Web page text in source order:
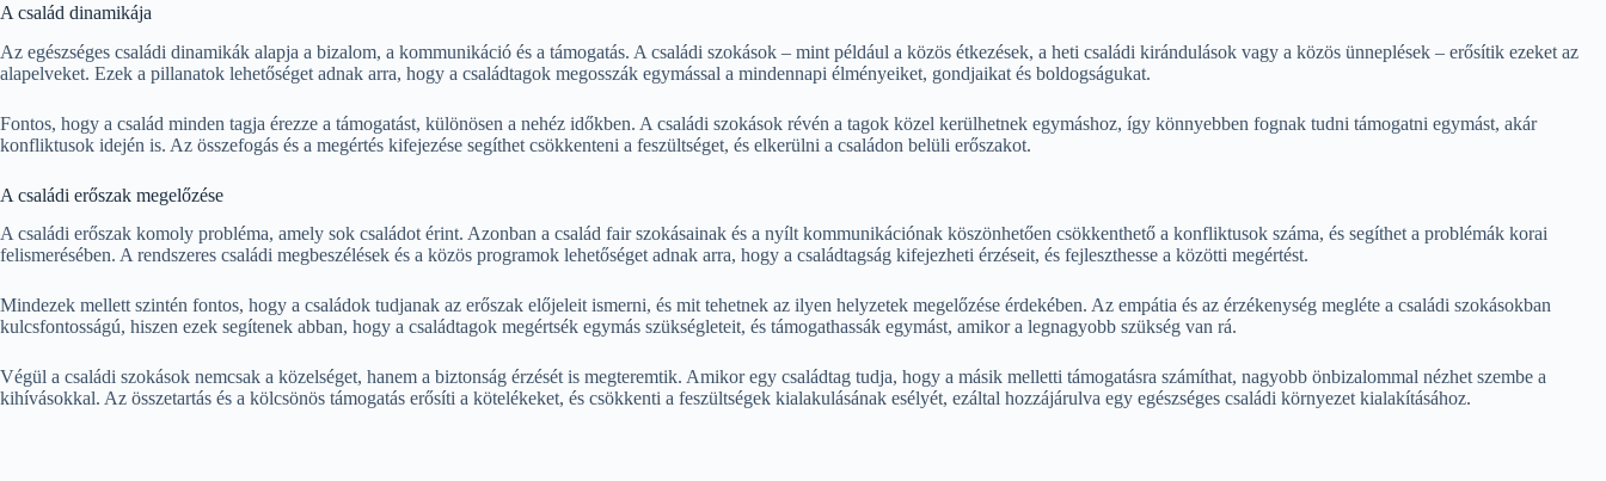
A család dinamikája
Az egészséges családi dinamikák alapja a bizalom, a kommunikáció és a támogatás. A családi szokások – mint például a közös étkezések, a heti családi kirándulások vagy a közös ünneplések – erősítik ezeket az
alapelveket. Ezek a pillanatok lehetőséget adnak arra, hogy a családtagok megosszák egymással a mindennapi élményeiket, gondjaikat és boldogságukat.
Fontos, hogy a család minden tagja érezze a támogatást, különösen a nehéz időkben. A családi szokások révén a tagok közel kerülhetnek egymáshoz, így könnyebben fognak tudni támogatni egymást, akár
konfliktusok idején is. Az összefogás és a megértés kifejezése segíthet csökkenteni a feszültséget, és elkerülni a családon belüli erőszakot.
A családi erőszak megelőzése
A családi erőszak komoly probléma, amely sok családot érint. Azonban a család fair szokásainak és a nyílt kommunikációnak köszönhetően csökkenthető a konfliktusok száma, és segíthet a problémák korai
felismerésében. A rendszeres családi megbeszélések és a közös programok lehetőséget adnak arra, hogy a családtagság kifejezheti érzéseit, és fejleszthesse a közötti megértést.
Mindezek mellett szintén fontos, hogy a családok tudjanak az erőszak előjeleit ismerni, és mit tehetnek az ilyen helyzetek megelőzése érdekében. Az empátia és az érzékenység megléte a családi szokásokban
kulcsfontosságú, hiszen ezek segítenek abban, hogy a családtagok megértsék egymás szükségleteit, és támogathassák egymást, amikor a legnagyobb szükség van rá.
Végül a családi szokások nemcsak a közelséget, hanem a biztonság érzését is megteremtik. Amikor egy családtag tudja, hogy a másik melletti támogatásra számíthat, nagyobb önbizalommal nézhet szembe a
kihívásokkal. Az összetartás és a kölcsönös támogatás erősíti a kötelékeket, és csökkenti a feszültségek kialakulásának esélyét, ezáltal hozzájárulva egy egészséges családi környezet kialakításához.